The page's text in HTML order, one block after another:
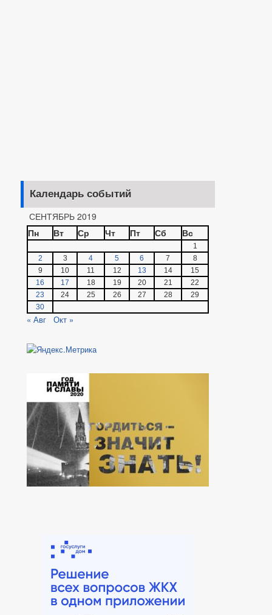
Календарь событий
СЕНТЯБРЬ 2019
Пн
Вт Ср Чт Пт Сб Вс
1
2
3 4 5 6 7
8
9
10 11 12 13 14
15
16
17 18 19 20 21
22
23
24 25 26 27 28
29
30
« Авг Окт »